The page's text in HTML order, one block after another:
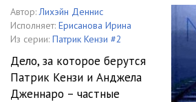
03_Day_mne_ruku_tma
04_Day_mne_ruku_tma
05_Day_mne_ruku_tma
06_Day_mne_ruku_tma
Автор: Лихэйн Деннис
Исполняет: Ерисанова Ирина
Из серии: Патрик Кензи #2
Дело, за которое берутся
Патрик Кензи и Анджела
Дженнаро – частные